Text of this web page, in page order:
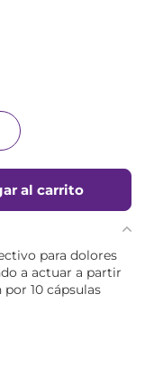
al carrito
para dolores
a actuar a partir
10 cápsulas